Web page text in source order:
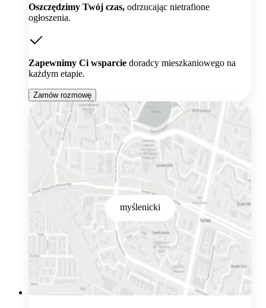
Oszczędzimy Twój czas, odrzucając nietrafione
ogłoszenia.
Zapewnimy Ci wsparcie doradcy mieszkaniowego na
każdym etapie.
Zamów rozmowę
myślenicki